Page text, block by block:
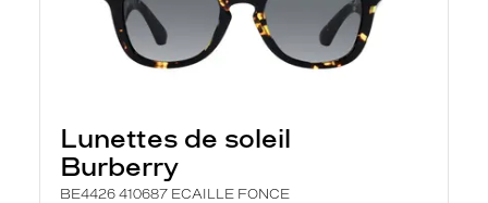
Lunettes de soleil
Burberry
BE4426 410687 ECAILLE FONCE